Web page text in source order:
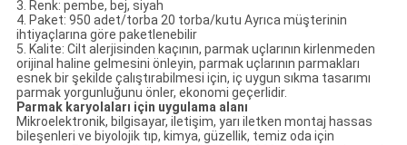
3. Renk: pembe, bej, siyah
4. Paket: 950 adet/torba 20 torba/kutu Ayrıca müşterinin
ihtiyaçlarına göre paketlenebilir
5. Kalite: Cilt alerjisinden kaçının, parmak uçlarının kirlenmeden
orijinal haline gelmesini önleyin, parmak uçlarının parmakları
esnek bir şekilde çalıştırabilmesi için, iç uygun sıkma tasarımı
parmak yorgunluğunu önler, ekonomi geçerlidir.
Parmak karyolaları için uygulama alanı
Mikroelektronik, bilgisayar, iletişim, yarı iletken montaj hassas
bileşenleri ve biyolojik tıp, kimya, güzellik, temiz oda için